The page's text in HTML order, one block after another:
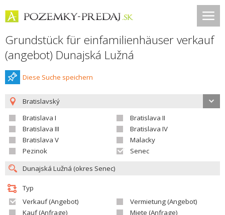
Grundstück für einfamilienhäuser verkauf
(angebot) Dunajská Lužná
Diese Suche speichern
Bratislavský
Bratislava I
Bratislava II
Bratislava III
Bratislava IV
Bratislava V
Malacky
Pezinok
Senec
Typ
Verkauf (Angebot)
Vermietung (Angebot)
Kauf (Anfrage)
Miete (Anfrage)